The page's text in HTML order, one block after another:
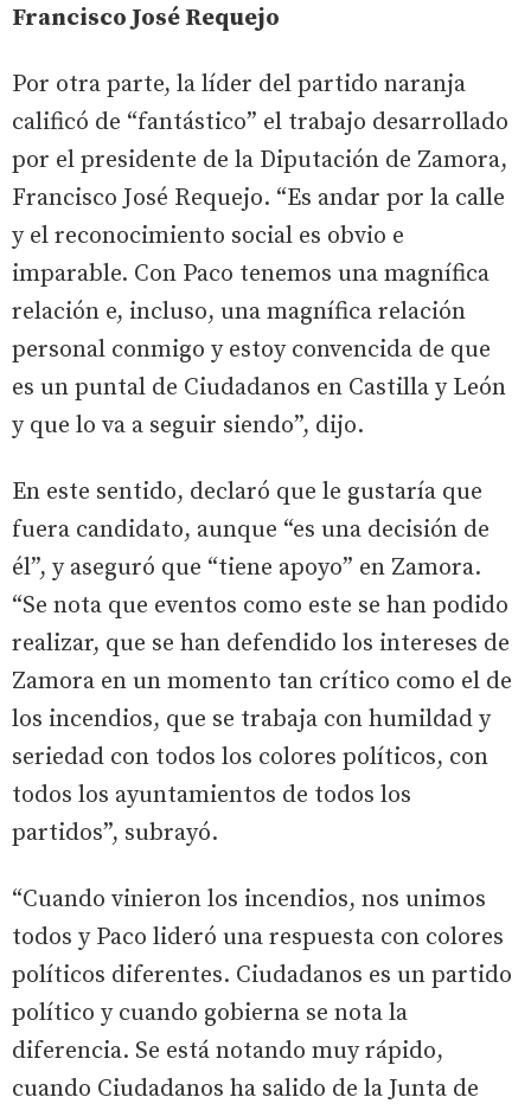
Francisco José Requejo
Por otra parte, la líder del partido naranja
calificó de “fantástico” el trabajo desarrollado
por el presidente de la Diputación de Zamora,
Francisco José Requejo. “Es andar por la calle
y el reconocimiento social es obvio e
imparable. Con Paco tenemos una magnífica
relación e, incluso, una magnífica relación
personal conmigo y estoy convencida de que
es un puntal de Ciudadanos en Castilla y León
y que lo va a seguir siendo”, dijo.
En este sentido, declaró que le gustaría que
fuera candidato, aunque “es una decisión de
él”, y aseguró que “tiene apoyo” en Zamora.
“Se nota que eventos como este se han podido
realizar, que se han defendido los intereses de
Zamora en un momento tan crítico como el de
los incendios, que se trabaja con humildad y
seriedad con todos los colores políticos, con
todos los ayuntamientos de todos los
partidos”, subrayó.
“Cuando vinieron los incendios, nos unimos
todos y Paco lideró una respuesta con colores
políticos diferentes. Ciudadanos es un partido
político y cuando gobierna se nota la
diferencia. Se está notando muy rápido,
cuando Ciudadanos ha salido de la Junta de